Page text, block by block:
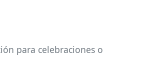
para celebraciones o